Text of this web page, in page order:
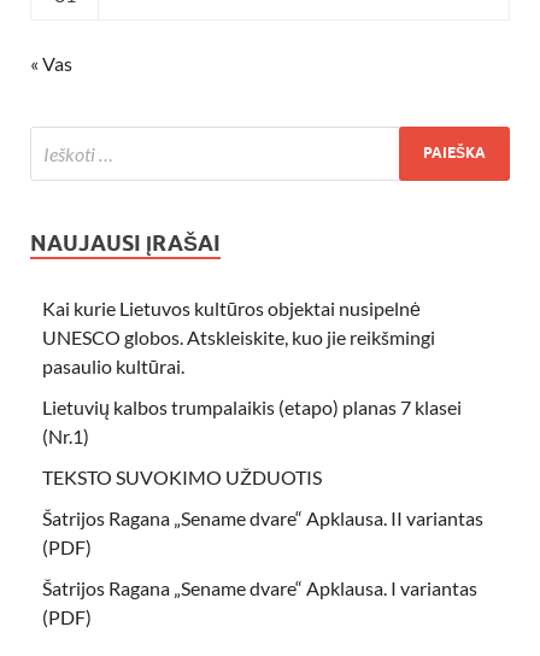
« Vas
NAUJAUSI ĮRAŠAI
Kai kurie Lietuvos kultūros objektai nusipelnė
UNESCO globos. Atskleiskite, kuo jie reikšmingi
pasaulio kultūrai.
Lietuvių kalbos trumpalaikis (etapo) planas 7 klasei
(Nr.1)
TEKSTO SUVOKIMO UŽDUOTIS
Šatrijos Ragana „Sename dvare“ Apklausa. II variantas
(PDF)
Šatrijos Ragana „Sename dvare“ Apklausa. I variantas
(PDF)